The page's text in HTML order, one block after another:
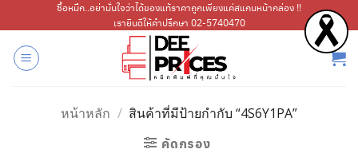
ไป
เนื้อหา
ซื้อหมึก..อย่ามั่นใจว่าได้ของแท้ราคาถูกเพียงแค่สแกนหน้ากล่อง !!
เรายินดีให้คำปรึกษา 02-5740470
หน้าหลัก / สินค้าที่มีป้ายกำกับ “4S6Y1PA”
คัดกรอง